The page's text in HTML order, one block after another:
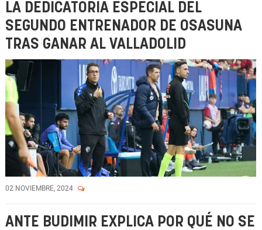
LA DEDICATORIA ESPECIAL DEL
SEGUNDO ENTRENADOR DE OSASUNA
TRAS GANAR AL VALLADOLID
02 NOVIEMBRE, 2024
ANTE BUDIMIR EXPLICA POR QUÉ NO SE